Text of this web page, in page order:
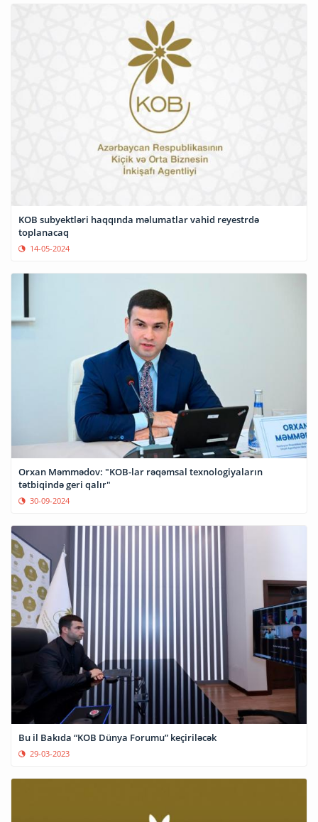
KOB subyektləri haqqında məlumatlar vahid reyestrdə
toplanacaq
14-05-2024
Orxan Məmmədov: "KOB-lar rəqəmsal texnologiyaların
tətbiqində geri qalır"
30-09-2024
Bu il Bakıda “KOB Dünya Forumu” keçiriləcək
29-03-2023